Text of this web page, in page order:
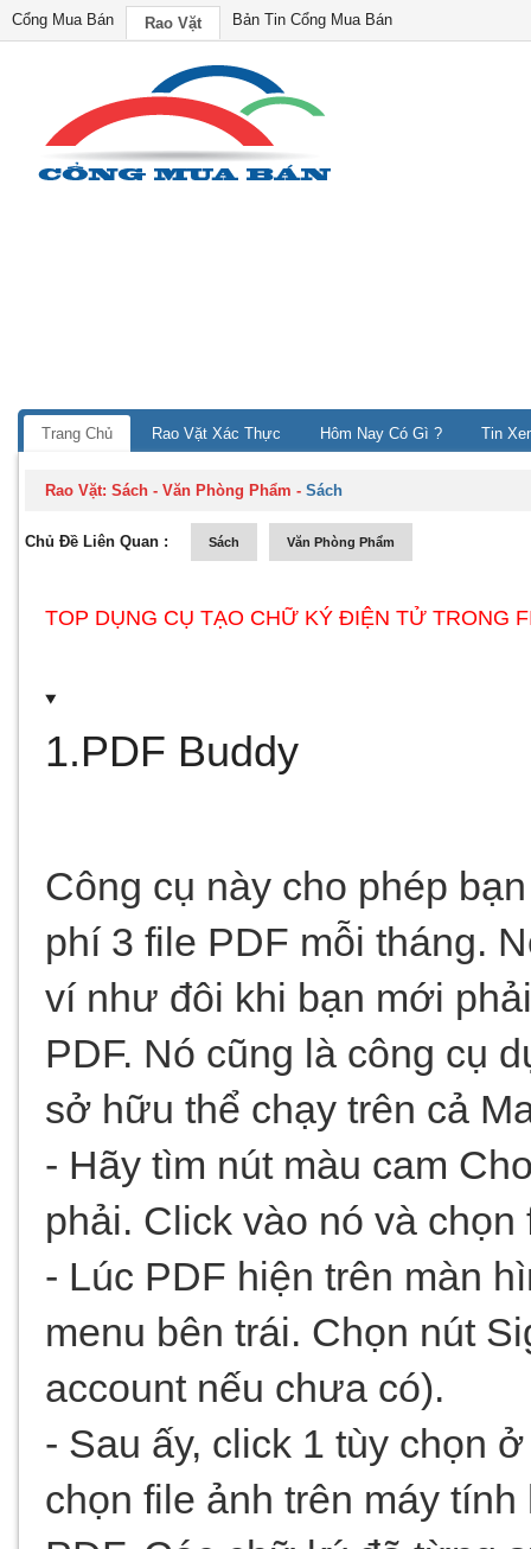
Cổng Mua Bán Rao Vặt Bản Tin Cổng Mua Bán
Trang Chủ Rao Vặt Xác Thực Hôm Nay Có Gì ? Tin
Rao Vặt:Sách - Văn Phòng Phẩm -Sách
Chủ Đề Liên Quan : Sách Văn Phòng Phẩm
TOP DỤNG CỤ TẠO CHỮ KÝ ĐIỆN TỬ TRONG
1.PDF Buddy
Công cụ này cho phép
phí 3 file PDF mỗi tháng.
ví như đôi khi bạn mới
PDF. Nó cũng là công cụ
sở hữu thể chạy trên cả
- Hãy tìm nút màu cam
phải. Click vào nó và
- Lúc PDF hiện trên màn
menu bên trái. Chọn nút
account nếu chưa có).
- Sau ấy, click 1 tùy chọn
chọn file ảnh trên máy